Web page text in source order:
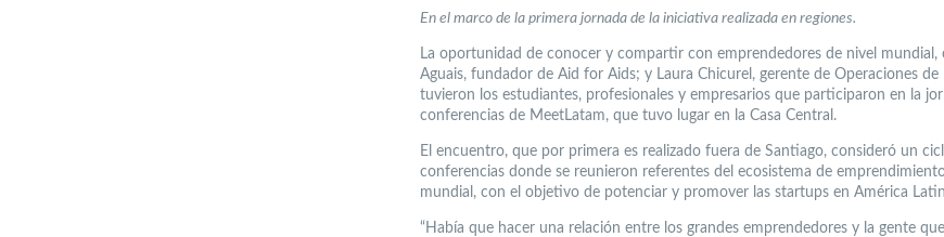
En el marco de la primera jornada de la iniciativa realizada en regiones.
La oportunidad de conocer y compartir con emprendedores de nivel mundial,
Aguais, fundador de Aid for Aids; y Laura Chicurel, gerente de Operaciones
tuvieron los estudiantes, profesionales y empresarios que participaron en la
conferencias de MeetLatam, que tuvo lugar en la Casa Central.
El encuentro, que por primera es realizado fuera de Santiago, consideró un
conferencias donde se reunieron referentes del ecosistema de
mundial, con el objetivo de potenciar y promover las startups en América
“Había que hacer una relación entre los grandes emprendedores y la gente